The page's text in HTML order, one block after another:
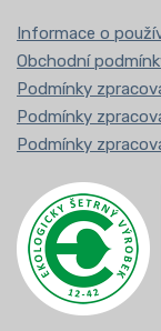
Informace o
Obchodní
Podmínky
Podmínky
Podmínky